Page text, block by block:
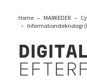
Home MARKEDER
Informationsteknologi